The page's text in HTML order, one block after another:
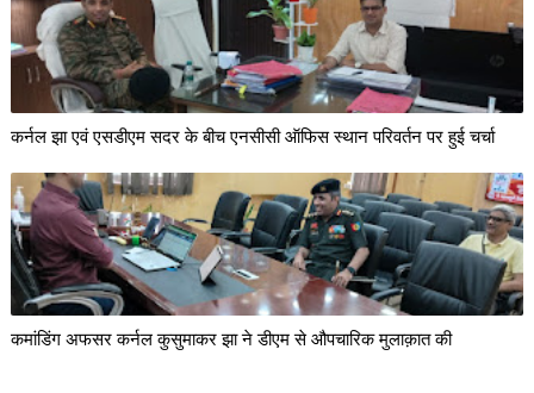
कर्नल झा एवं एसडीएम सदर के बीच एनसीसी ऑफिस स्थान परिवर्तन पर हुई चर्चा
कमांडिंग अफसर कर्नल कुसुमाकर झा ने डीएम से औपचारिक मुलाक़ात की